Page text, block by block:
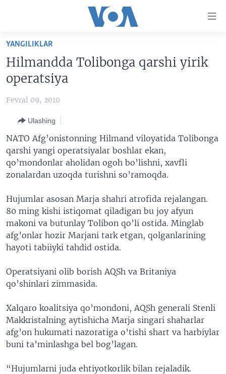
Boshiga
qayting
Qidiruvga
o'ting
VATANDOSHLAR
MULTIMEDIA
AMERIKA MANZARALARI
XALQARO HAYOT
VASHINGTON CHOYXONASI
MOBIL-SALOM!
VIDEO
XABARLAR SURATLARDA
IJTIMOIY TARMOQLAR
FACEBOOK
YOUTUBE
INSTAGRAM
ODNOKLASSNIKI
TELEGRAM
TWITTER
SOUNDCLOUD
INGLIZ TILI DARSLARI
EDITORIAL
Learning English
YANGILIKLAR
Hilmandda Tolibonga qarshi yirik
operatsiya
Fevral 09, 2010
Ulashing
NATO Afg’onistonning Hilmand viloyatida Tolibonga
qarshi yangi operatsiyalar boshlar ekan,
qo’mondonlar aholidan ogoh bo’lishni, xavfli
zonalardan uzoqda turishni so’ramoqda.
Hujumlar asosan Marja shahri atrofida rejalangan.
80 ming kishi istiqomat qiladigan bu joy afyun
makoni va butunlay Tolibon qo’li ostida. Minglab
afg’onlar hozir Marjani tark etgan, qolganlarining
hayoti tabiiyki tahdid ostida.
Operatsiyani olib borish AQSh va Britaniya
qo’shinlari zimmasida.
Xalqaro koalitsiya qo’mondoni, AQSh generali Stenli
Makkristalning aytishicha Marja singari shaharlar
afg’on hukumati nazoratiga o’tishi shart va harbiylar
buni ta’minlashga bel bog’lagan.
“Hujumlarni juda ehtiyotkorlik bilan rejaladik.